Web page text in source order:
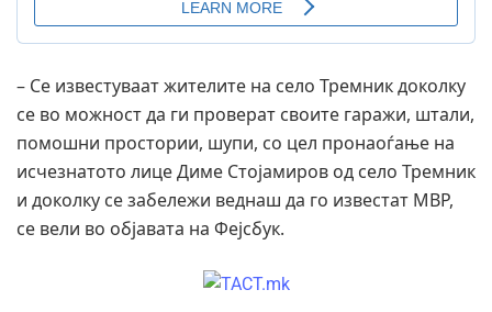
– Се известуваат жителите на село Тремник доколку
се во можност да ги проверат своите гаражи, штали,
помошни простории, шупи, со цел пронаоѓање на
исчезнатото лице Диме Стојамиров од село Тремник
и доколку се забележи веднаш да го известат МВР,
се вели во објавата на Фејсбук.